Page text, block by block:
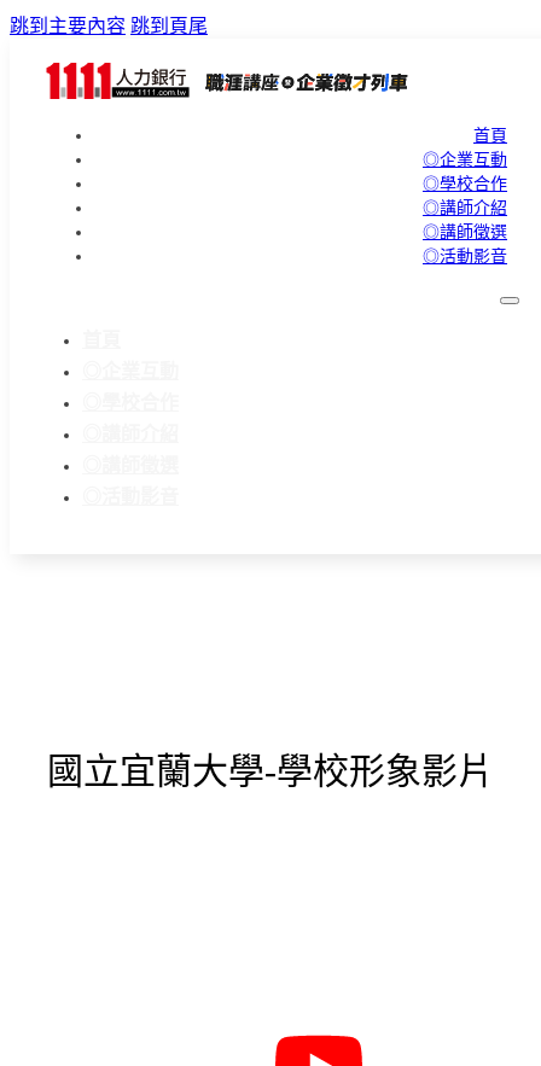
跳到主要內容 跳到頁尾
首頁
◎企業互動
◎學校合作
◎講師介紹
◎講師徵選
◎活動影音
國立宜蘭大學-學校形象影片